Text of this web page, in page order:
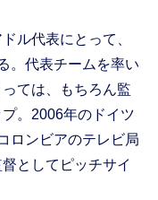
ル代表にとって、
。代表チームを率い
ては、もちろん監
。2006年のドイツ
ロンビアのテレビ局
としてピッチサイ